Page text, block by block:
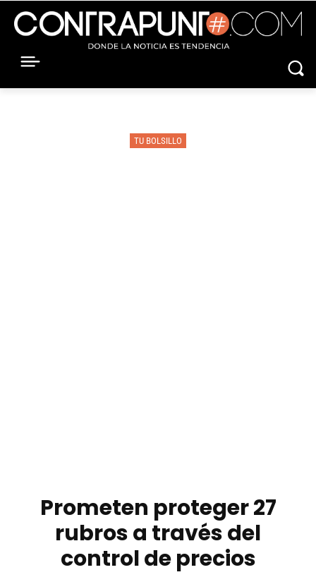
TU BOLSILLO
Prometen proteger 27
rubros a través del
control de precios